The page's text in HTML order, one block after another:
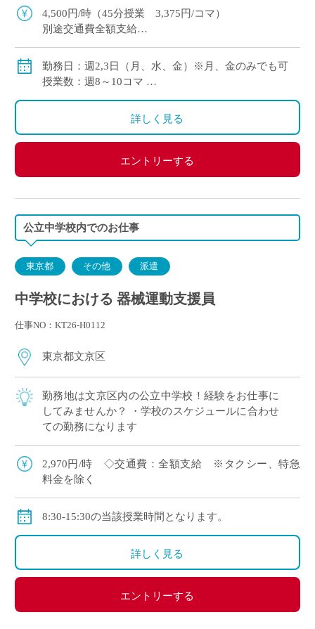
で、授業に集中できる環境！ ・JRや大阪 […]
4,500円/時（45分授業 3,375円/コマ）
別途交通費全額支給
勤務日：週2,3日（月、水、金）※月、金のみでも可
授業数：週8～10コマ
15:00）、金（13:30～16:40）
授業期間：10/1～11/15、12/1～12/15、1/7～3/15
詳しく見る
エントリーする
公立中学校内でのお仕事
東京都 その他 派遣
中学校における 器械運動支援員
仕事NO：KT26-H0112
東京都文京区
勤務地は文京区内の公立中学校！経験をお仕事に
してみませんか？ ・学校のスケジュールに合わせ
ての勤務になります
2,970円/時 ◇交通費：全額支給 ※タクシー、特急
料金を除く
8:30-15:30の当該授業時間となります。
詳しく見る
エントリーする